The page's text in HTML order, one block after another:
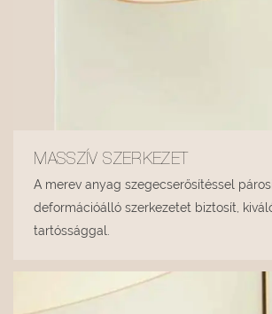
MASSZÍV SZERKEZET
A merev anyag szegecserősítéssel
deformációálló szerkezetet biztosít,
tartóssággal.